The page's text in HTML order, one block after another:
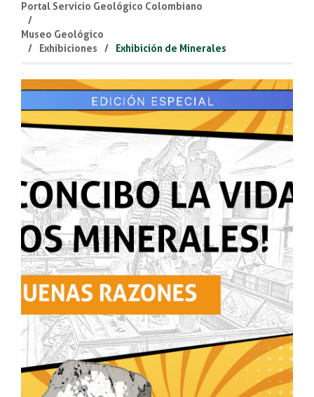
Portal Servicio Geológico Colombiano
Museo Geológico
Exhibiciones
Exhibición de Minerales